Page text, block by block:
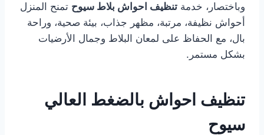
وباختصار، خدمة تنظيف احواش بلاط سيوح تمنح المنزل
أحواش نظيفة، مرتبة، مظهر جذاب، بيئة صحية، وراحة
بال، مع الحفاظ على لمعان البلاط وجمال الأرضيات
بشكل مستمر.
تنظيف احواش بالضغط العالي
سيوح